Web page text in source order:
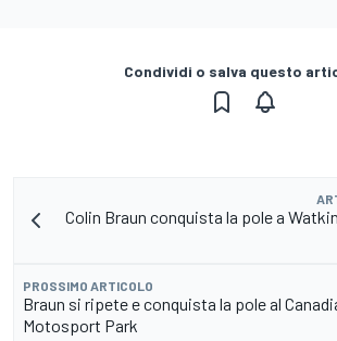
Condividi o salva questo
Colin Braun conquista la pole a
PROSSIMO ARTICOLO
Braun si ripete e conquista la pole al
Motosport Park